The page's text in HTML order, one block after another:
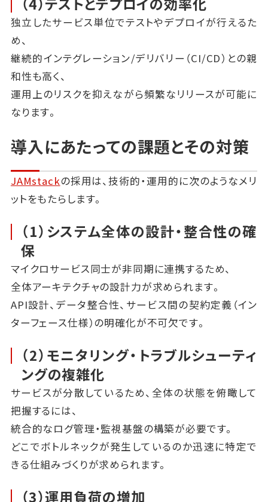
独立したサービス単位でテストやデプロイが行えるた
め、
継続的インテグレーション/デリバリー（CI/CD）との親
和性も高く、
運用上のリスクを抑えながら頻繁なリリースが可能に
なります。
導入にあたっての課題とその対策
JAMstackの採用は、技術的・運用的に次のようなメリ
ットをもたらします。
（1）システム全体の設計・整合性の確
保
マイクロサービス同士が非同期に連携するため、
全体アーキテクチャの設計力が求められます。
API設計、データ整合性、サービス間の契約定義（イン
ターフェース仕様）の明確化が不可欠です。
（2）モニタリング・トラブルシューティ
ングの複雑化
サービスが分散しているため、全体の状態を俯瞰して
把握するには、
統合的なログ管理・監視基盤の構築が必要です。
どこでボトルネックが発生しているのか迅速に特定で
きる仕組みづくりが求められます。
（3）運用負荷の増加